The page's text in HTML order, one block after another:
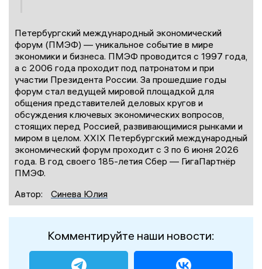
Петербургский международный экономический
форум (ПМЭФ) — уникальное событие в мире
экономики и бизнеса. ПМЭФ проводится с 1997 года,
а с 2006 года проходит под патронатом и при
участии Президента России. За прошедшие годы
форум стал ведущей мировой площадкой для
общения представителей деловых кругов и
обсуждения ключевых экономических вопросов,
стоящих перед Россией, развивающимися рынками и
миром в целом. XXIX Петербургский международный
экономический форум проходит с 3 по 6 июня 2026
года. В год своего 185-летия Сбер — ГигаПартнёр
ПМЭФ.
Автор:
Синева Юлия
Комментируйте наши новости: